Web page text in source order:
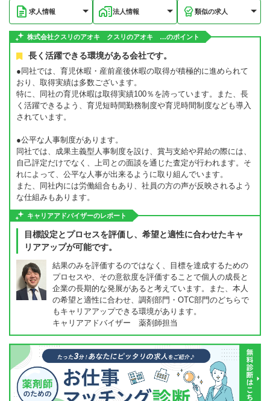
求人情報 法人情報 類似の求人
株式会社クスリのアオキ クスリのアオキ …のポイント
長く活躍できる環境がある会社です。
●同社では、育児休暇・産前産後休暇の取得が積極的に進められて
おり、取得実績は多数ございます。
特に、同社の育児休暇は取得実績100％を誇っています。また、長
く活躍できるよう、育児短時間勤務制度や育児時間制度なども導入
されています。
●公平な人事制度があります。
同社では、成果主義型人事制度を設け、賞与支給や昇給の際には、
自己評定だけでなく、上司との面談を通じた査定が行われます。そ
れによって、公平な人事が出来るように取り組んでいます。
また、同社内には労働組合もあり、社員の方の声が反映されるよう
な仕組みもあります。
キャリアアドバイザーのレポート
目標設定とプロセスを評価し、希望と適性に合わせたキャ
リアアップが可能です。
結果のみを評価するのではなく、目標を達成するための
プロセスや、その意欲度を評価することで個人の成長と
企業の長期的な発展があると考えています。また、本人
の希望と適性に合わせ、調剤部門・OTC部門のどちらで
もキャリアアップできる環境があります。
キャリアアドバイザー 薬剤師担当